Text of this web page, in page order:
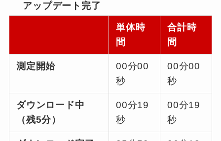
アップデート完了
単体時
間
合計時
間
測定開始
00分00
秒
00分00
秒
ダウンロード中
（残5分）
00分19
秒
00分19
秒